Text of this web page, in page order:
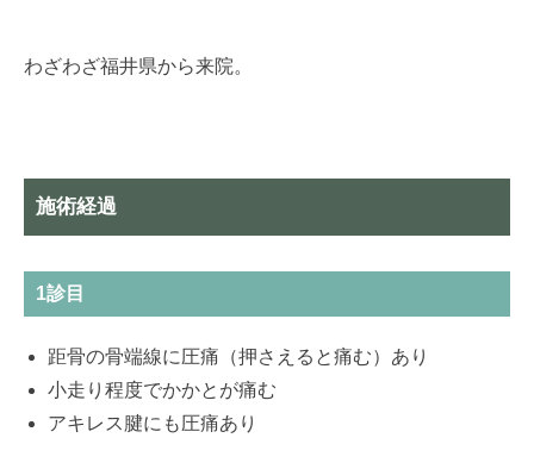
わざわざ福井県から来院。
施術経過
1診目
距骨の骨端線に圧痛（押さえると痛む）あり
小走り程度でかかとが痛む
アキレス腱にも圧痛あり